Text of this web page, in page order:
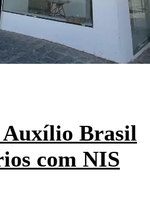
Auxílio Brasil
com NIS